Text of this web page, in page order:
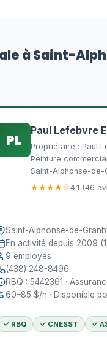
à Saint-
PL
Paul Lefebvre
Propriétaire : Paul
Peinture
Saint-Alphonse-de-
★★★★☆4.1 (46
Saint-Alphonse-de-
En activité depuis 2009
9 employés
(438) 248-8496
RBQ : 5442361 ·
60–85 $/h · Disponible
✓ RBQ ✓ CNESST ✓